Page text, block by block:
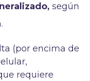
según
(por encima de
requiere